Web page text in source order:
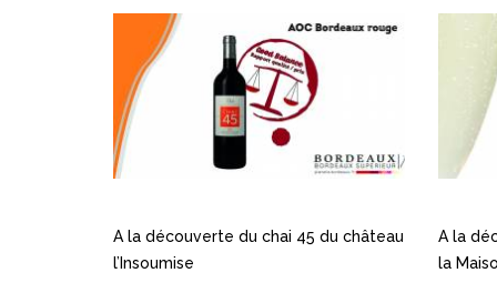
A la découverte du chai 45 du château
l’Insoumise
A la
la